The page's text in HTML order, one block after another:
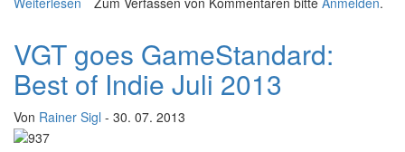
VGT goes GameStandard:
Best of Indie Juli 2013
Von Rainer Sigl - 30. 07. 2013